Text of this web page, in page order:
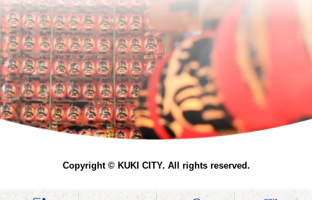
Copyright © KUKI CITY. All rights reserved.